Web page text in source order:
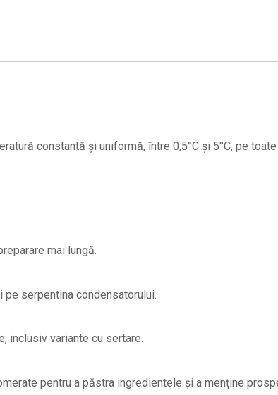
constantă și uniformă, între 0,5°C și 5°C, pe toate
mai lungă.
serpentina condensatorului.
inclusiv variante cu sertare.
pentru a păstra ingredientele și a menține